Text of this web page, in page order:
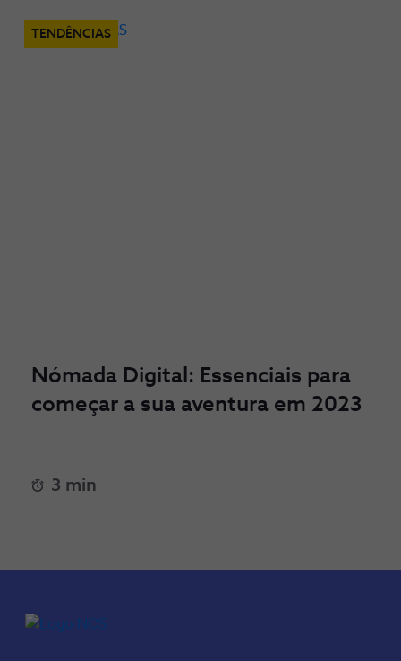
TENDÊNCIAS
Nómada Digital: Essenciais para
começar a sua aventura em 2023
3 min